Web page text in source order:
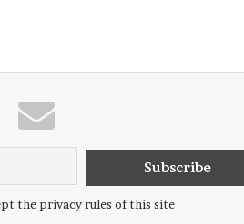
the privacy rules of this site